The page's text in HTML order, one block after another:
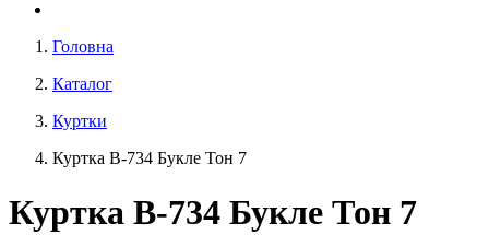
Головна
Каталог
Куртки
Куртка В-734 Букле Тон 7
Куртка В-734 Букле Тон 7